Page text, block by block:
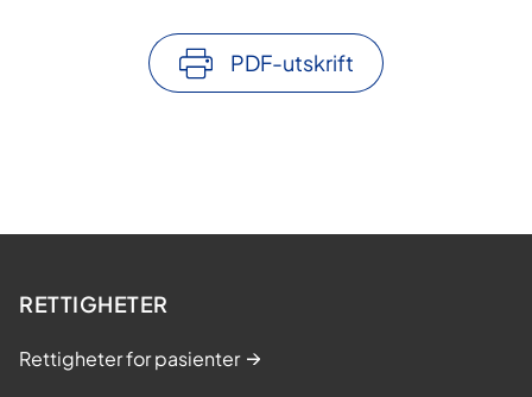
PDF-utskrift
RETTIGHETER
Rettigheter for pasienter